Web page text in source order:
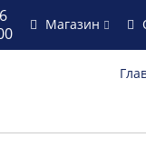
Магазин